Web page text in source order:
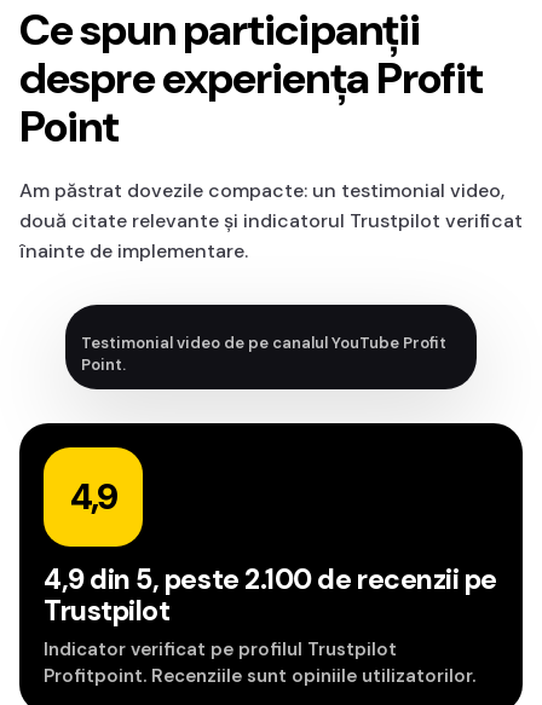
Ce spun participanții
despre experiența Profit
Point
Am păstrat dovezile compacte: un testimonial video,
două citate relevante și indicatorul Trustpilot verificat
înainte de implementare.
Testimonial video de pe canalul YouTube Profit
Point.
4,9
4,9 din 5, peste 2.100 de recenzii pe
Trustpilot
Indicator verificat pe profilul Trustpilot
Profitpoint. Recenziile sunt opiniile utilizatorilor.